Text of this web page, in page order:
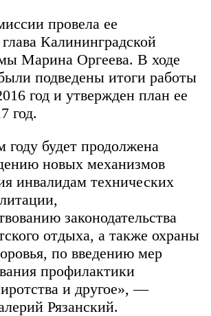
провела ее
Калининградской
Марина Оргеева. В ходе
подведены итоги работы
год и утвержден план ее
год.
будет продолжена
новых механизмов
инвалидам технических
законодательства
отдыха, а также охраны
по введению мер
профилактики
и другое», —
Рязанский.